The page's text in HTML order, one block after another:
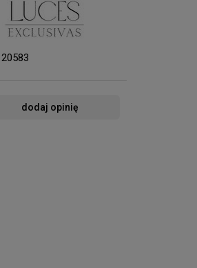
20583
dodaj opinię